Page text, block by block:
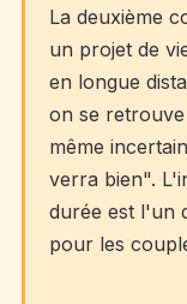
La deuxième
un projet de
en longue
on se
même
verra bien".
durée est l'un
pour les